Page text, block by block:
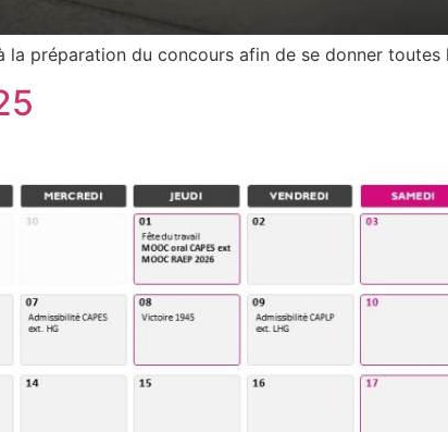
préparation du concours afin de se donner toutes